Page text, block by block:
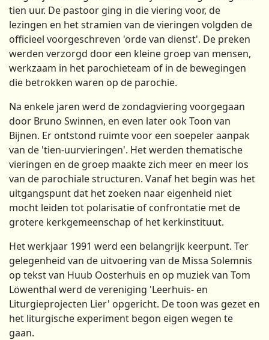
tien uur. De pastoor ging in die viering voor, de
lezingen en het stramien van de vieringen volgden de
officieel voorgeschreven 'orde van dienst'. De preken
werden verzorgd door een kleine groep van mensen,
werkzaam in het parochieteam of in de bewegingen
die betrokken waren op de parochie.
Na enkele jaren werd de zondagviering voorgegaan
door Bruno Swinnen, en even later ook Toon van
Bijnen. Er ontstond ruimte voor een soepeler aanpak
van de 'tien-uurvieringen'. Het werden thematische
vieringen en de groep maakte zich meer en meer los
van de parochiale structuren. Vanaf het begin was het
uitgangspunt dat het zoeken naar eigenheid niet
mocht leiden tot polarisatie of confrontatie met de
grotere kerkgemeenschap of het kerkinstituut.
Het werkjaar 1991 werd een belangrijk keerpunt. Ter
gelegenheid van de uitvoering van de Missa Solemnis
op tekst van Huub Oosterhuis en op muziek van Tom
Löwenthal werd de vereniging 'Leerhuis- en
Liturgieprojecten Lier' opgericht. De toon was gezet en
het liturgische experiment begon eigen wegen te
gaan.